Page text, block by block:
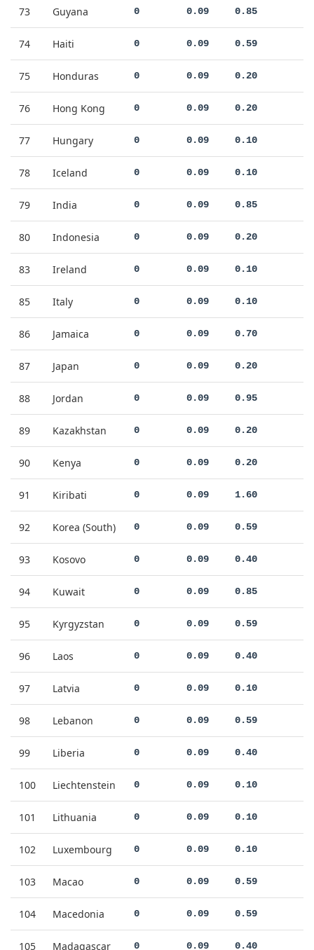
73 Guyana 0 0.09 0.85
74 Haiti 0 0.09 0.59
75 Honduras 0 0.09 0.20
76 Hong Kong 0 0.09 0.20
77 Hungary 0 0.09 0.10
78 Iceland 0 0.09 0.10
79 India 0 0.09 0.85
80 Indonesia 0 0.09 0.20
83 Ireland 0 0.09 0.10
85 Italy 0 0.09 0.10
86 Jamaica 0 0.09 0.70
87 Japan 0 0.09 0.20
88 Jordan 0 0.09 0.95
89 Kazakhstan 0 0.09 0.20
90 Kenya 0 0.09 0.20
91 Kiribati 0 0.09 1.60
92 Korea (South) 0 0.09 0.59
93 Kosovo 0 0.09 0.40
94 Kuwait 0 0.09 0.85
95 Kyrgyzstan 0 0.09 0.59
96 Laos 0 0.09 0.40
97 Latvia 0 0.09 0.10
98 Lebanon 0 0.09 0.59
99 Liberia 0 0.09 0.40
100 Liechtenstein 0 0.09 0.10
101 Lithuania 0 0.09 0.10
102 Luxembourg 0 0.09 0.10
103 Macao 0 0.09 0.59
104 Macedonia 0 0.09 0.59
105 Madagascar 0 0.09 0.40